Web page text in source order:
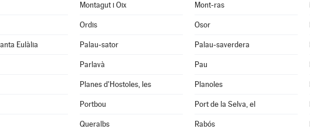
Montagut i Oix Mont-ras
Ordis Osor
Eulàlia Palau-sator Palau-saverdera
Parlavà Pau
Planes d'Hostoles, les Planoles
Portbou Port de la Selva, el
Queralbs Rabós